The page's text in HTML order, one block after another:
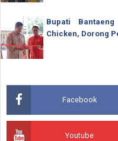
Bupati
Chicken, Dorong
Facebook
Youtube